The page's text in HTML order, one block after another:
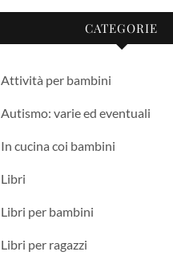
CATEGORIE
Attività per bambini
Autismo: varie ed eventuali
In cucina coi bambini
Libri
Libri per bambini
Libri per ragazzi